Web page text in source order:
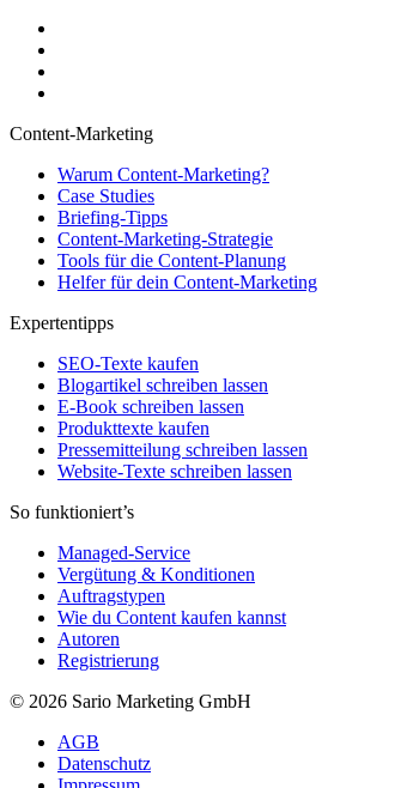
Content-Marketing
Warum Content-Marketing?
Case Studies
Briefing-Tipps
Content-Marketing-Strategie
Tools für die Content-Planung
Helfer für dein Content-Marketing
Expertentipps
SEO-Texte kaufen
Blogartikel schreiben lassen
E-Book schreiben lassen
Produkttexte kaufen
Pressemitteilung schreiben lassen
Website-Texte schreiben lassen
So funktioniert’s
Managed-Service
Vergütung & Konditionen
Auftragstypen
Wie du Content kaufen kannst
Autoren
Registrierung
© 2026 Sario Marketing GmbH
AGB
Datenschutz